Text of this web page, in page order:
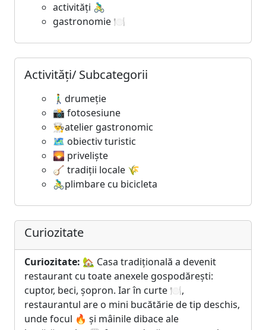
activități 🚴‍♂️
gastronomie 🍽️
Activități/ Subcategorii
🚶‍♂️drumeție
📸 fotosesiune
👨‍🍳atelier gastronomic
🗺️ obiectiv turistic
🌄 priveliște
🪕 tradiții locale 🌾
🚴‍♂️plimbare cu bicicleta
Curiozitate
Curiozitate: 🏡 Casa tradițională a devenit
restaurant cu toate anexele gospodărești:
cuptor, beci, șopron. Iar în curte 🍽️,
restaurantul are o mini bucătărie de tip deschis,
unde focul 🔥 și mâinile dibace ale